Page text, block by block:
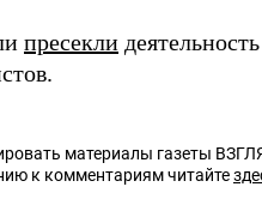
пресекли
материалы газеты
к комментариям читайте